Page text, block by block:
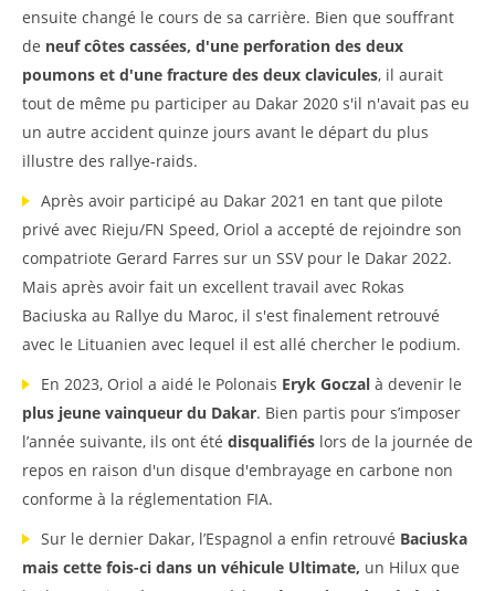
ensuite changé le cours de sa carrière. Bien que souffrant
de neuf côtes cassées, d'une perforation des deux
poumons et d'une fracture des deux clavicules, il aurait
tout de même pu participer au Dakar 2020 s'il n'avait pas eu
un autre accident quinze jours avant le départ du plus
illustre des rallye-raids.
Après avoir participé au Dakar 2021 en tant que pilote
privé avec Rieju/FN Speed, Oriol a accepté de rejoindre son
compatriote Gerard Farres sur un SSV pour le Dakar 2022.
Mais après avoir fait un excellent travail avec Rokas
Baciuska au Rallye du Maroc, il s'est finalement retrouvé
avec le Lituanien avec lequel il est allé chercher le podium.
En 2023, Oriol a aidé le Polonais Eryk Goczal à devenir le
plus jeune vainqueur du Dakar. Bien partis pour s’imposer
l’année suivante, ils ont été disqualifiés lors de la journée de
repos en raison d'un disque d'embrayage en carbone non
conforme à la réglementation FIA.
Sur le dernier Dakar, l’Espagnol a enfin retrouvé Baciuska
mais cette fois-ci dans un véhicule Ultimate, un Hilux que